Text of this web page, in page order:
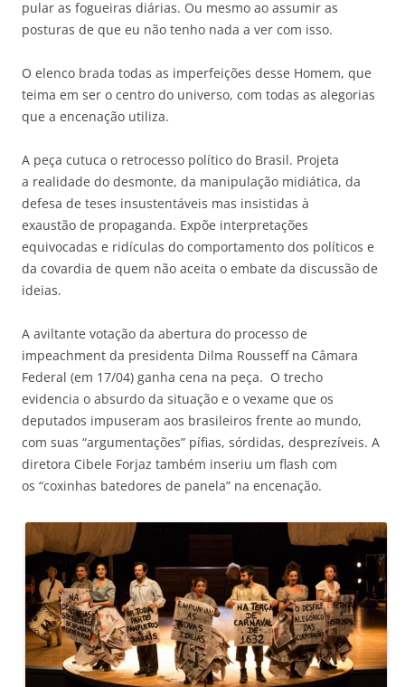
pular as fogueiras diárias. Ou mesmo ao assumir as
posturas de que eu não tenho nada a ver com isso.
O elenco brada todas as imperfeições desse Homem, que
teima em ser o centro do universo, com todas as alegorias
que a encenação utiliza.
A peça cutuca o retrocesso político do Brasil. Projeta
a realidade do desmonte, da manipulação midiática, da
defesa de teses insustentáveis mas insistidas à
exaustão de propaganda. Expõe interpretações
equivocadas e ridículas do comportamento dos políticos e
da covardia de quem não aceita o embate da discussão de
ideias.
A aviltante votação da abertura do processo de
impeachment da presidenta Dilma Rousseff na Câmara
Federal (em 17/04) ganha cena na peça. O trecho
evidencia o absurdo da situação e o vexame que os
deputados impuseram aos brasileiros frente ao mundo,
com suas “argumentações” pífias, sórdidas, desprezíveis. A
diretora Cibele Forjaz também inseriu um flash com
os “coxinhas batedores de panela” na encenação.